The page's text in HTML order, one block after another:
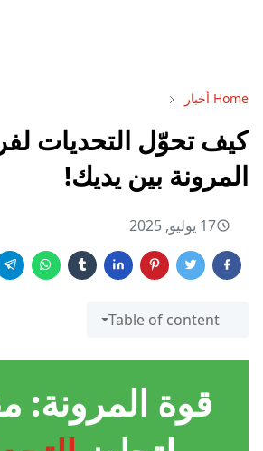
Home أخبار
كيف تحوّل التحديات
المرونة بين يديك!
17 يوليو, 2025
Table of content
قوة المرونة: